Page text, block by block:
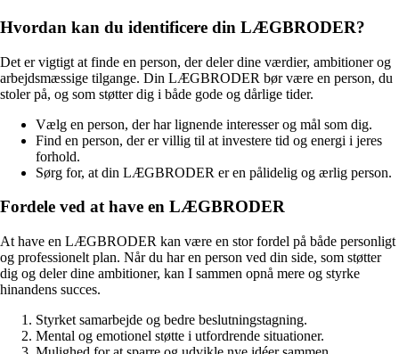
Hvordan kan du identificere din LÆGBRODER?
Det er vigtigt at finde en person, der deler dine værdier, ambitioner og
arbejdsmæssige tilgange. Din LÆGBRODER bør være en person, du
stoler på, og som støtter dig i både gode og dårlige tider.
Vælg en person, der har lignende interesser og mål som dig.
Find en person, der er villig til at investere tid og energi i jeres
forhold.
Sørg for, at din LÆGBRODER er en pålidelig og ærlig person.
Fordele ved at have en LÆGBRODER
At have en LÆGBRODER kan være en stor fordel på både personligt
og professionelt plan. Når du har en person ved din side, som støtter
dig og deler dine ambitioner, kan I sammen opnå mere og styrke
hinandens succes.
Styrket samarbejde og bedre beslutningstagning.
Mental og emotionel støtte i utfordrende situationer.